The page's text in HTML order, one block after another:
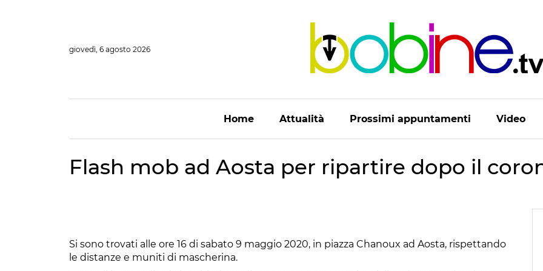
giovedì, 6 agosto 2026
Home Attualità Prossimi appuntamenti Video
Flash mob ad Aosta per ripartire dopo il
Si sono trovati alle ore 16 di sabato 9 maggio 2020, in piazza Chanoux ad Aosta, rispettando
le distanze e muniti di mascherina.